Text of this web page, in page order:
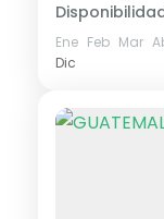
Ene Feb Mar
Dic